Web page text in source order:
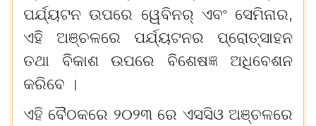
ପର୍ଯ୍ୟଟନ ଉପରେ ୱେବିନର୍ ଏବଂ ସେମିନାର,
ଏହି
ଅଞ୍ଚଳରେ ପର୍ଯ୍ୟଟନର
ପ୍ରୋତ୍ସାହନ
ତଥା
ବିକାଶ ଉପରେ ବିଶେଷଜ୍ଞ
ଅଧିବେଶନ
କରିବେ ।
ଏହି ବୈଠକରେ ୨୦୨୩ ରେ ଏସସିଓ ଅଞ୍ଚଳରେ